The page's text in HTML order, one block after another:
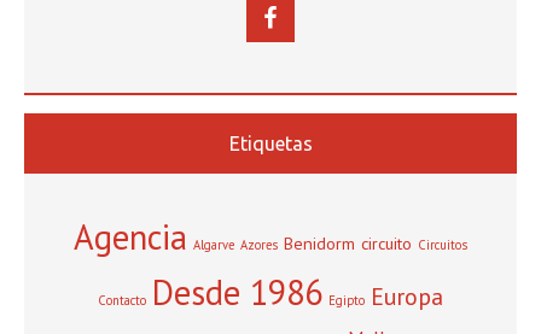
Etiquetas
Agencia Algarve Azores Benidorm circuito Circuitos
Contacto Desde 1986 Egipto Europa